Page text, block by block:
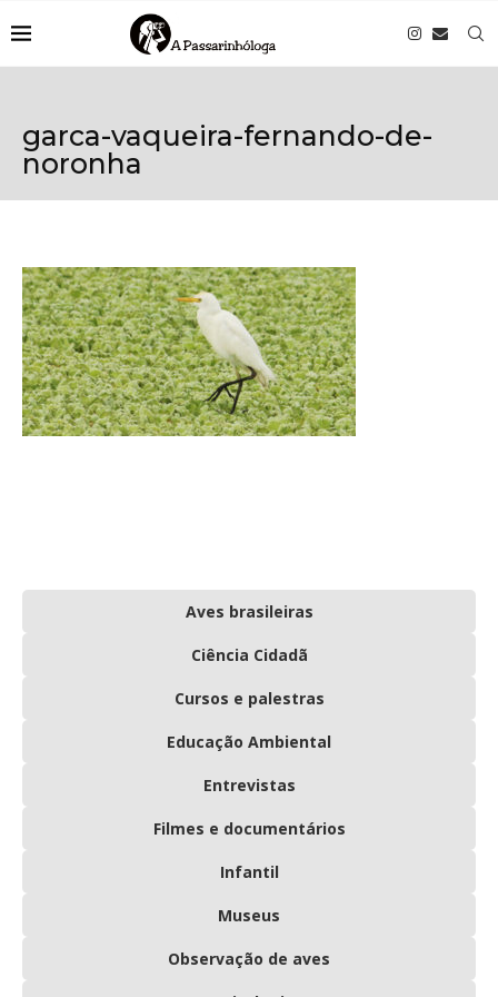
garca-vaqueira-fernando-de-
noronha
Aves brasileiras
Ciência Cidadã
Cursos e palestras
Educação Ambiental
Entrevistas
Filmes e documentários
Infantil
Museus
Observação de aves